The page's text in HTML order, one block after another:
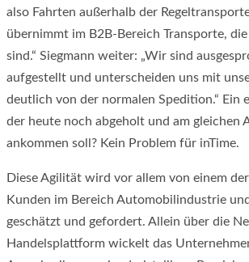
also Fahrten außerhalb der
übernimmt im B2B-Bereich Transporte,
sind.“ Siegmann weiter: „Wir sind
aufgestellt und unterscheiden uns mit
deutlich von der normalen Spedition.“ Ein
der heute noch abgeholt und am gleichen
ankommen soll? Kein Problem für inTime.
Diese Agilität wird vor allem von einem
Kunden im Bereich Automobilindustrie
geschätzt und gefordert. Allein über die
Handelsplattform wickelt das